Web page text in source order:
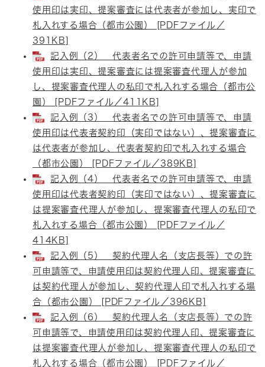
使用印は実印、提案審査には代表者が参加し、実印で
札入れする場合（都市公園） [PDFファイル／
391KB]
記入例（2） 代表者名での許可申請等で、申請
使用印は実印、提案審査には提案審査代理人が参加
し、提案審査代理人の私印で札入れする場合（都市公
園） [PDFファイル／411KB]
記入例（3） 代表者名での許可申請等で、申請
使用印は代表者契約印（実印ではない）、提案審査に
は代表者が参加し、代表者契約印で札入れする場合
（都市公園） [PDFファイル／389KB]
記入例（4） 代表者名での許可申請等で、申請
使用印は代表者契約印（実印ではない）、提案審査に
は提案審査代理人が参加し、提案審査代理人の私印で
札入れする場合（都市公園） [PDFファイル／
414KB]
記入例（5） 契約代理人名（支店長等）での許
可申請等で、申請使用印は契約代理人印、提案審査に
は契約代理人が参加し、契約代理人印で札入れする場
合（都市公園） [PDFファイル／396KB]
記入例（6） 契約代理人名（支店長等）での許
可申請等で、申請使用印は契約代理人印、提案審査に
は提案審査代理人が参加し、提案審査代理人の私印で
札入れする場合（都市公園） [PDFファイル／